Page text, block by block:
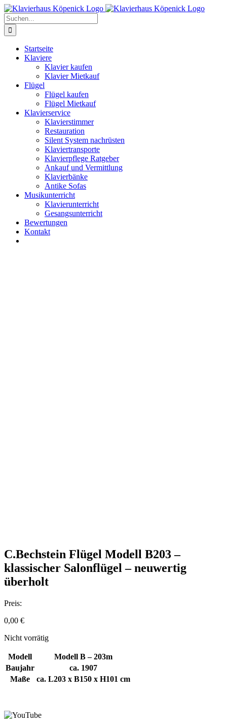
Zum
Inhalt
springen
Suche
nach:
Startseite
Klaviere
Klavier kaufen
Klavier Mietkauf
Flügel
Flügel kaufen
Flügel Mietkauf
Klavierservice
Klavierstimmer
Restauration
Silent System nachrüsten
Klaviertransporte
Klavierpflege Ratgeber
Ankauf und Vermittlung
Klavierbänke
Antike Sofas
Musikunterricht
Klavierunterricht
Gesangsunterricht
Bewertungen
Kontakt
C.Bechstein Flügel Modell B203 –
klassischer Salonflügel – neuwertig
überholt
Preis:
0,00 €
Nicht vorrätig
Modell
Modell B – 203m
Baujahr
ca. 1907
Maße
ca. L203 x B150 x H101 cm